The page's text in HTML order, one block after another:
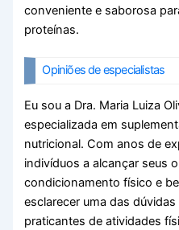
conveniente e saborosa
proteínas.
Opiniões de especialistas
Eu sou a Dra. Maria Luiza
especializada em
nutricional. Com anos de
indivíduos a alcançar seus
condicionamento físico e
esclarecer uma das
praticantes de atividades